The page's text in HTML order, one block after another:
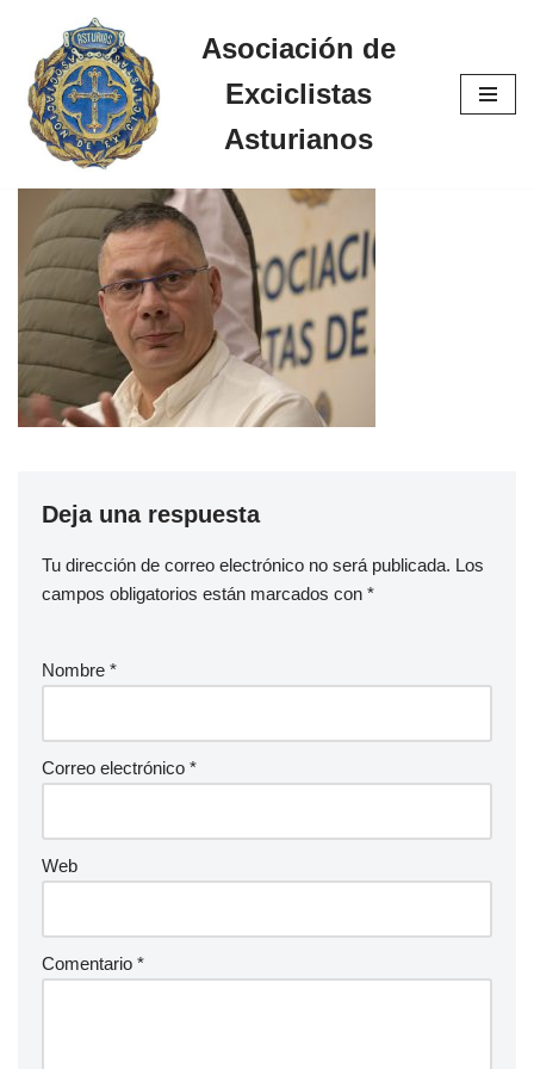
Saltar
al
contenido
Asociación de
Exciclistas
Asturianos
Deja una respuesta
Tu dirección de correo electrónico no será publicada. Los
campos obligatorios están marcados con *
Nombre *
Correo electrónico *
Web
Comentario *